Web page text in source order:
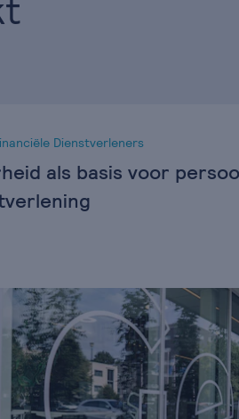
Dienstverleners
als basis voor